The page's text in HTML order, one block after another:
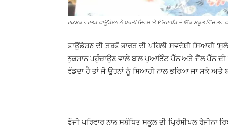
ਰਕਸ਼ਕ ਵਰਲਡ ਫਾਊਂਡੇਸ਼ਨ ਨੇ ਧਰਤੀ ਦਿਵਸ ‘ਤੇ ਉੱਤਰਾਖੰਡ ਦੇ ਇੱਕ ਸਕੂਲ ਵਿੱਚ ਲਵ
ਫਾਊਂਡੇਸ਼ਨ ਦੀ ਤਰਫੋਂ ਭਾਰਤ ਦੀ ਪਹਿਲੀ ਸਵਦੇਸ਼ੀ ਸਿਆਹੀ
ਨੁਕਸਾਨ ਪਹੁੰਚਾਉਣ ਵਾਲੇ ਬਾਲ ਪੁਆਇੰਟ ਪੈੱਨ ਅਤੇ ਜੈੱਲ ਪੈੱਨ
ਵੰਡਦਾ ਹੈ ਤਾਂ ਜੋ ਉਹਨਾਂ ਨੂੰ ਸਿਆਹੀ ਨਾਲ ਭਰਿਆ ਜਾ ਸਕੇ ਅਤੇ
ਫੌਜੀ ਪਰਿਵਾਰ ਨਾਲ ਸਬੰਧਿਤ ਸਕੂਲ ਦੀ ਪ੍ਰਿੰਸੀਪਲ ਰੇਜੀਨਾ